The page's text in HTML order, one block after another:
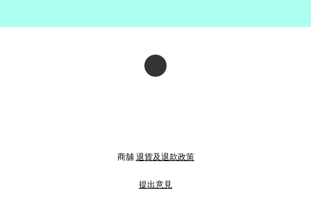
商舖 退貨及退款政策
提出意見